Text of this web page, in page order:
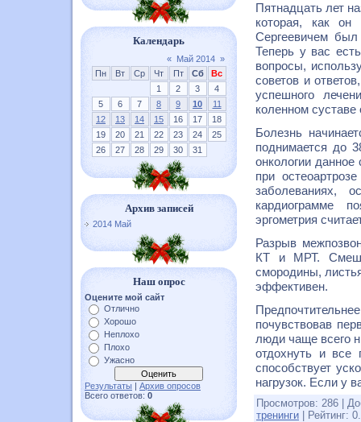
Календарь
« Май 2014 »
Пн
Вт Ср Чт Пт Сб
Вс
1
2 3
4
5
6 7 8 9 10
11
12
13 14 15 16 17
18
19
20 21 22 23 24
25
26
27 28 29 30 31
Архив записей
2014 Май
Наш опрос
Оцените мой сайт
Отлично
Хорошо
Неплохо
Плохо
Ужасно
Результаты | Архив опросов
Всего ответов: 0
Пятнадцать лет
которая, как
Сергеевичем
Теперь у вас
вопросы,
советов и
успешного
коленном суставе
Болезнь
поднимается до
онкологии
при
заболеваниях,
кардиограмме
эргометрия
Разрыв
КТ и МРТ.
смородины,
эффективен.
почувствовав
люди чаще всего
отдохнуть и все
способствует
нагрузок. Если у
Просмотров: 286
тренинги
Рейтинг: